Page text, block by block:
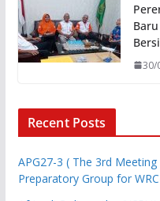
30/
Recent Posts
APG27-3 ( The 3rd
Preparatory Group for